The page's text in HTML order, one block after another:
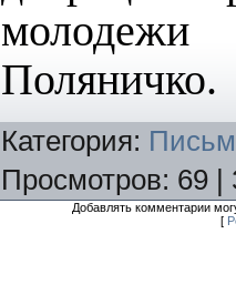
Категория:
Просмотров: 69 |
Добавлять комментарии
[